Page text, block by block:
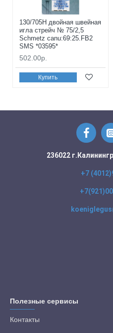
130/705H двойная швейная
игла стрейч № 75/2,5
Schmetz canu:69:25.FB2
SMS *03595*
502.00р.
Купить
236022
+7
Полезные сервисы
Контакты